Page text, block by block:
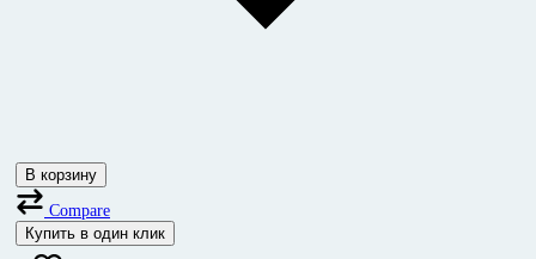
В корзину
Compare
Купить в один клик